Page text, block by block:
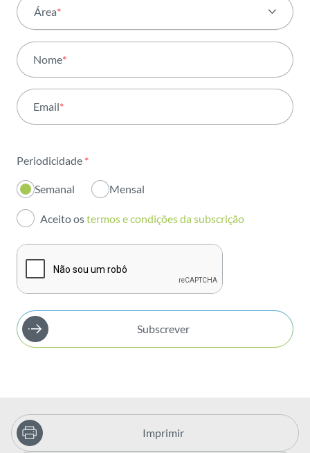
Área*
Atividade
Institucional
Inovação
Investidores
Publicações
Nome*
Email*
Periodicidade *
Semanal Mensal
Aceito ostermos e condições da subscrição
Subscrever
Imprimir